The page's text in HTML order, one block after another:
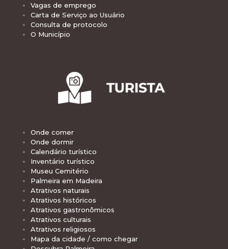
Vagas de emprego
Carta de Serviço ao Usuário
Consulta de protocolo
O Município
Onde comer
Onde dormir
Calendário turístico
Inventário turístico
Museu Cemitério
Palmeira em Madeira
Atrativos naturais
Atrativos históricos
Atrativos gastronômicos
Atrativos culturais
Atrativos religiosos
Mapa da cidade / como chegar